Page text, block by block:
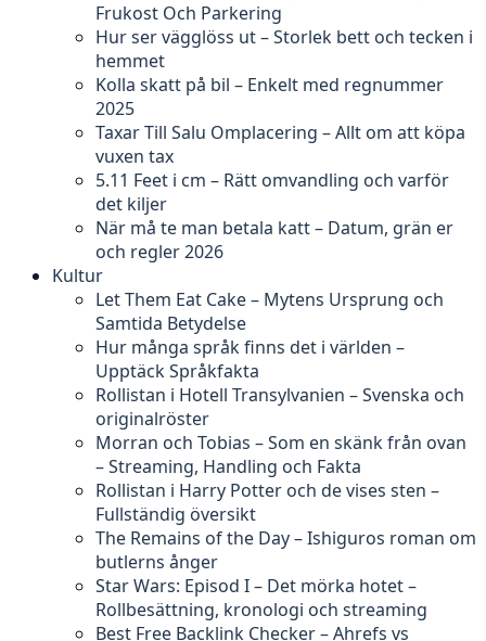
Frukost Och Parkering
Hur ser vägglöss ut – Storlek bett och tecken i
hemmet
Kolla skatt på bil – Enkelt med regnummer
2025
Taxar Till Salu Omplacering – Allt om att köpa
vuxen tax
5.11 Feet i cm – Rätt omvandling och varför
det kiljer
När må te man betala katt – Datum, grän er
och regler 2026
Kultur
Let Them Eat Cake – Mytens Ursprung och
Samtida Betydelse
Hur många språk finns det i världen –
Upptäck Språkfakta
Rollistan i Hotell Transylvanien – Svenska och
originalröster
Morran och Tobias – Som en skänk från ovan
– Streaming, Handling och Fakta
Rollistan i Harry Potter och de vises sten –
Fullständig översikt
The Remains of the Day – Ishiguros roman om
butlerns ånger
Star Wars: Episod I – Det mörka hotet –
Rollbesättning, kronologi och streaming
Best Free Backlink Checker – Ahrefs vs